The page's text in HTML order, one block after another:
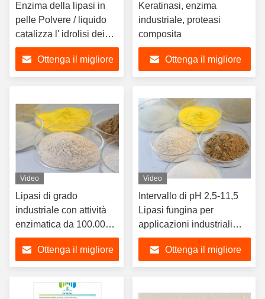
Enzima della lipasi in
pelle Polvere / liquido
catalizza l' idrolisi dei
lipidi
Ottenga il migliore
Keratinasi, enzima
industriale, proteasi
composita
Ottenga il migliore
Video
Lipasi di grado
industriale con attività
enzimatica da 100.000 a
800.000 U/g e pH
compreso tra 2,5-11.5
Ottenga il migliore
Video
Intervallo di pH 2,5-11,5
Lipasi fungina per
applicazioni industriali
Polvere/liquido
Ottenga il migliore